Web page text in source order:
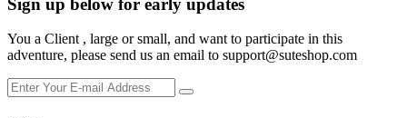
Sign up below for early updates
You a Client , large or small, and want to participate in this
adventure, please send us an email to support@suteshop.com